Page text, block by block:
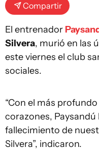
Compartir
El entrenador
Silvera, murió en las
este viernes el club
sociales.
“Con el más
corazones,
fallecimiento de
Silvera”, indicaron.